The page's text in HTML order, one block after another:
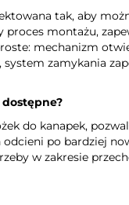
tak, aby
montażu,
mechanizm
zamykania
do kanapek,
po bardziej
w zakresie